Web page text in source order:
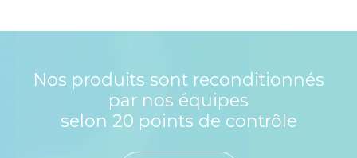
Nos produits sont reconditionnés
par nos équipes
selon 20 points de contrôle